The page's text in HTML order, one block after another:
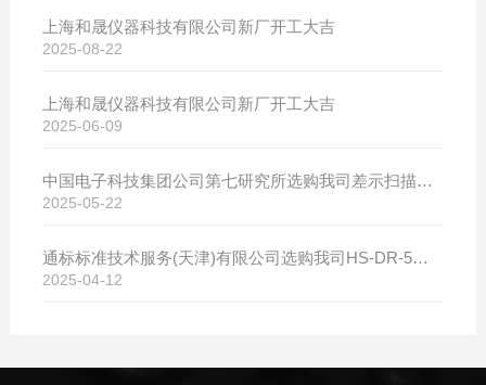
上海和晟仪器科技有限公司新厂开工大吉
2025-08-22
上海和晟仪器科技有限公司新厂开工大吉
2025-06-09
中国电子科技集团公司第七研究所选购我司差示扫描量热仪
2025-05-22
通标标准技术服务(天津)有限公司选购我司HS-DR-5导热系数测试仪
2025-04-12